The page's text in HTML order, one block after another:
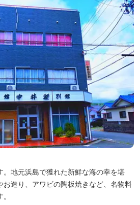
。地元浜島で獲れた新鮮な海の幸を堪
お造り、アワビの陶板焼きなど、名物料